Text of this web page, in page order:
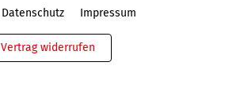
Datenschutz Impressum
Vertrag widerrufen